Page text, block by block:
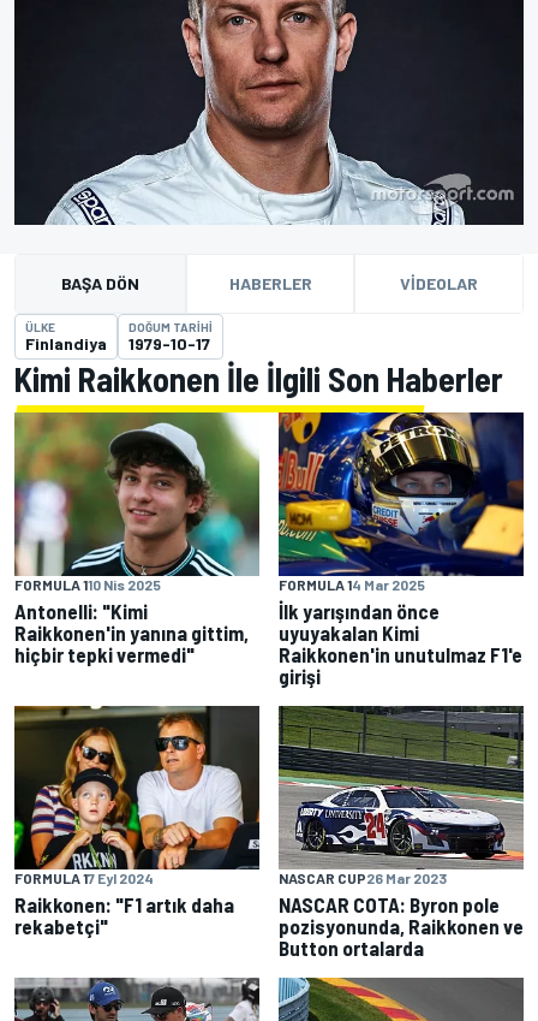
BAŞA DÖN HABERLER VIDEOLAR
ÜLKE
Finlandiya
DOĞUM TARIHI
1979-10-17
Kimi Raikkonen İle İlgili Son Haberler
FORMULA 110 Nis 2025
Antonelli: "Kimi
Raikkonen'in yanına gittim,
hiçbir tepki vermedi"
FORMULA 14 Mar 2025
İlk yarışından önce
uyuyakalan Kimi
Raikkonen'in unutulmaz F1'e
girişi
FORMULA 17 Eyl 2024
Raikkonen: "F1 artık daha
rekabetçi"
NASCAR CUP26 Mar 2023
NASCAR COTA: Byron pole
pozisyonunda, Raikkonen ve
Button ortalarda